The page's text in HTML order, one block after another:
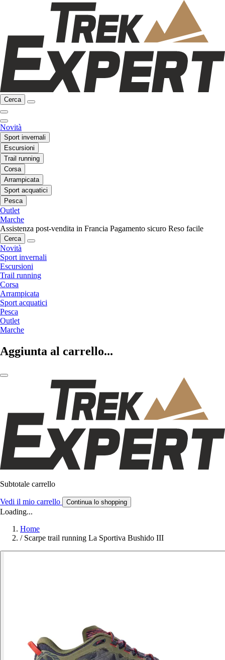
Cerca
Novità
Sport invernali
Escursioni
Trail running
Corsa
Arrampicata
Sport acquatici
Pesca
Outlet
Marche
Assistenza post-vendita in Francia Pagamento sicuro Reso facile
Cerca
Novità
Sport invernali
Escursioni
Trail running
Corsa
Arrampicata
Sport acquatici
Pesca
Outlet
Marche
Aggiunta al carrello...
Subtotale carrello
Vedi il mio carrello Continua lo shopping
Loading...
Home
/ Scarpe trail running La Sportiva Bushido III